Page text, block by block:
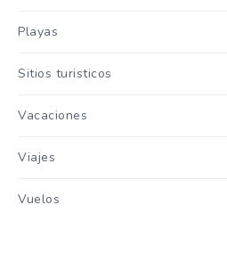
Playas
Sitios turisticos
Vacaciones
Viajes
Vuelos